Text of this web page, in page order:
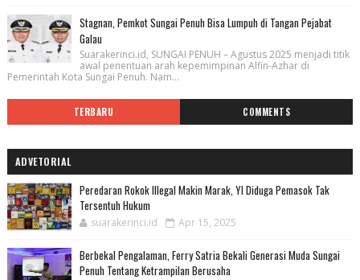
Stagnan, Pemkot Sungai Penuh Bisa Lumpuh di Tangan Pejabat
Galau
Suarakerinci.id, SUNGAI PENUH – Agustus 2025 menjadi titik
awal penentuan arah kepemimpinan Alfin-Azhar di
Pemerintah Kota Sungai Penuh. Nam...
TERBARU COMMENTS
ADVETORIAL
Peredaran Rokok Illegal Makin Marak, YI Diduga Pemasok Tak
Tersentuh Hukum
suarakerinci.id Apr 15, 2025
Berbekal Pengalaman, Ferry Satria Bekali Generasi Muda Sungai
Penuh Tentang Ketrampilan Berusaha